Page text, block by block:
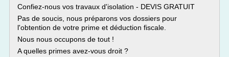
Confiez-nous vos travaux d'isolation - DEVIS GRATUIT
Pas de soucis, nous préparons vos dossiers pour
l'obtention de votre prime et déduction fiscale.
Nous nous occupons de tout !
A quelles primes avez-vous droit ?